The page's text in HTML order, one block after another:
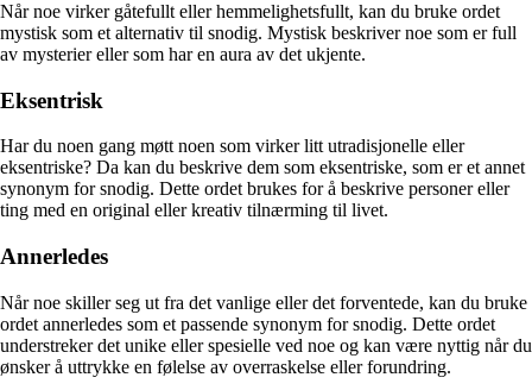
Når noe virker gåtefullt eller hemmelighetsfullt, kan du bruke ordet
mystisk som et alternativ til snodig. Mystisk beskriver noe som er full
av mysterier eller som har en aura av det ukjente.
Eksentrisk
Har du noen gang møtt noen som virker litt utradisjonelle eller
eksentriske? Da kan du beskrive dem som eksentriske, som er et annet
synonym for snodig. Dette ordet brukes for å beskrive personer eller
ting med en original eller kreativ tilnærming til livet.
Annerledes
Når noe skiller seg ut fra det vanlige eller det forventede, kan du bruke
ordet annerledes som et passende synonym for snodig. Dette ordet
understreker det unike eller spesielle ved noe og kan være nyttig når du
ønsker å uttrykke en følelse av overraskelse eller forundring.